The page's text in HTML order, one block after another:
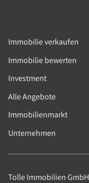
Immobilie verkaufen
Immobilie bewerten
Investment
Alle Angebote
Immobilienmarkt
Unternehmen
Tolle Immobilien GmbH